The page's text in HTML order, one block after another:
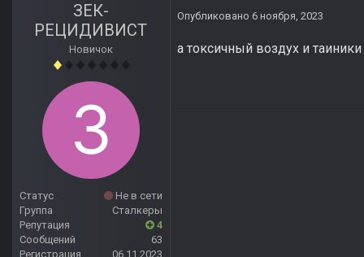
ЗЕК-
РЕЦИДИВИСТ
Новичок
Статус
Не в сети
Группа
Сталкеры
Репутация
4
Сообщений
63
Регистрация
06.11.2023
Опубликовано 6 ноября, 2023
а токсичный воздух и